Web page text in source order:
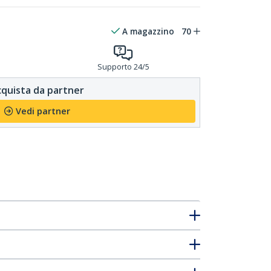
A magazzino 70
Supporto 24/5
da partner
Vedi partner